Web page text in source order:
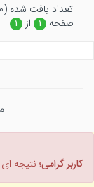
تعداد يافت شده (۰)
صفحه
۱ از ۱
کاربر گرامی؛ نتیجه